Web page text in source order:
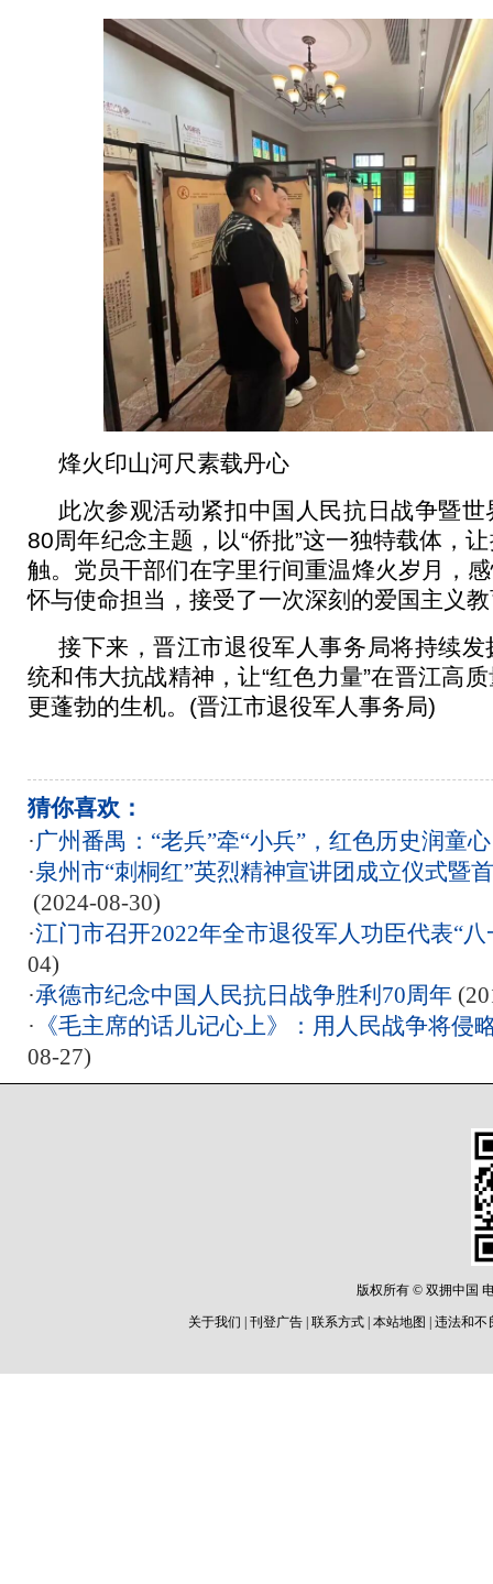
烽火印山河尺素载丹心
此次参观活动紧扣中国人民抗日战争暨
80周年纪念主题，以“侨批”这一独特载体，
触。党员干部们在字里行间重温烽火岁月，
怀与使命担当，接受了一次深刻的爱国主义
接下来，晋江市退役军人事务局将持续
统和伟大抗战精神，让“红色力量”在晋江高
更蓬勃的生机。(晋江市退役军人事务局)
猜你喜欢：
·广州番禺：“老兵”牵“小兵”，红色历史润童心
·泉州市“刺桐红”英烈精神宣讲团成立仪式暨
(2024-08-30)
·江门市召开2022年全市退役军人功臣代表“八
04)
·承德市纪念中国人民抗日战争胜利70周年
· 《毛主席的话儿记心上》：用人民战争将侵
08-27)
版权所有 © 双拥中国
关于我们 | 刊登广告 | 联系方式 | 本站地图 | 违法和